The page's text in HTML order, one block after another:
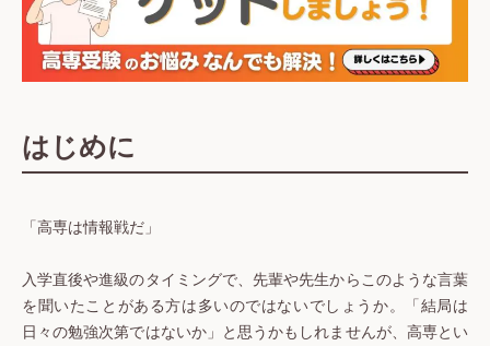
はじめに
「高専は情報戦だ」
入学直後や進級のタイミングで、先輩や先生からこのような言葉
を聞いたことがある方は多いのではないでしょうか。「結局は
日々の勉強次第ではないか」と思うかもしれませんが、高専とい